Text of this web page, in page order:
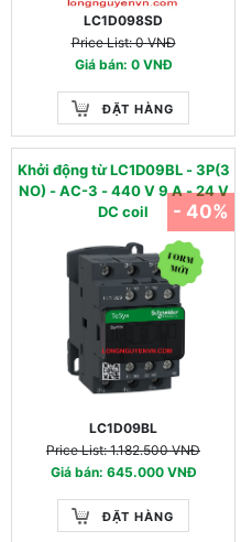
LC1D098SD
Price List: 0 VNĐ
Giá bán: 0 VNĐ
ĐẶT HÀNG
Khởi động từ LC1D09BL - 3P(3
NO) - AC-3 - 440 V 9 A - 24 V
DC coil
LC1D09BL
Price List: 1.182.500 VNĐ
Giá bán: 645.000 VNĐ
ĐẶT HÀNG
- 40%